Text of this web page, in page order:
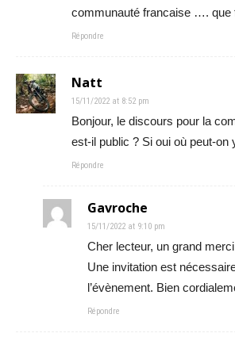
communauté francaise …. que
Répondre
Natt
15/11/2022 at 8:52 pm
Bonjour, le discours pour la
est-il public ? Si oui où peut-on
Répondre
Gavroche
15/11/2022 at 9:10 pm
Cher lecteur, un grand
Une invitation est
l’évènement. Bien
Répondre